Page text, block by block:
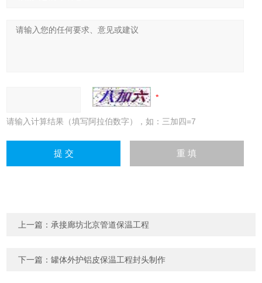
请输入计算结果（填写阿拉伯数字），如：三加四=7
上一篇： 承接廊坊北京管道保温工程
下一篇：罐体外护铝皮保温工程封头制作